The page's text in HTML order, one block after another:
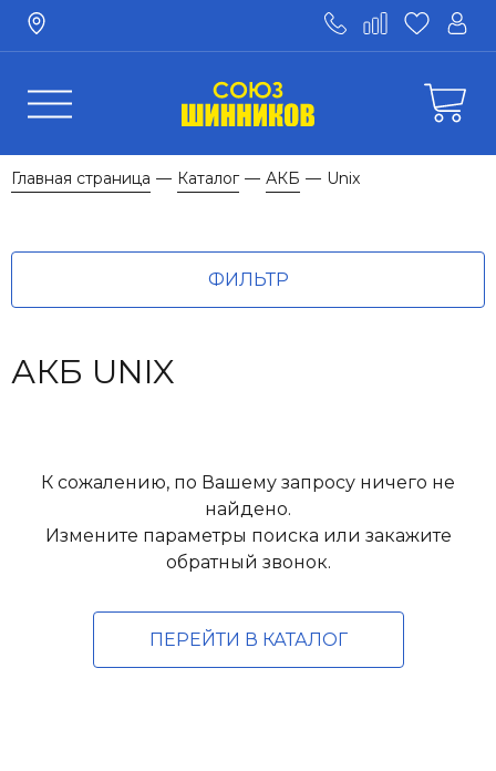
Главная страница — Каталог — АКБ — Unix
ФИЛЬТР
АКБ UNIX
К сожалению, по Вашему запросу ничего не
найдено.
Измените параметры поиска или закажите
обратный звонок.
ПЕРЕЙТИ В КАТАЛОГ